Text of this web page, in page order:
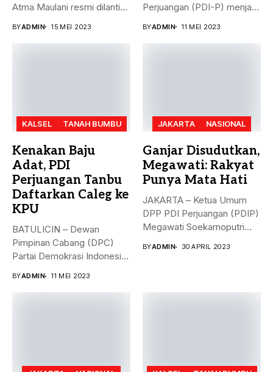
Atma Maulani resmi dilantik
BYADMIN 15 MEI 2023
Perjuangan (PDI-P) menjadi
BYADMIN 11 MEI 2023
KALSEL TANAH BUMBU
Kenakan Baju
Adat, PDI
Perjuangan Tanbu
Daftarkan Caleg ke
KPU
BATULICIN – Dewan
Pimpinan Cabang (DPC)
Partai Demokrasi Indonesia
BYADMIN 11 MEI 2023
JAKARTA NASIONAL
Ganjar Disudutkan,
Megawati: Rakyat
Punya Mata Hati
JAKARTA – Ketua Umum
DPP PDI Perjuangan (PDIP)
Megawati Soekarnoputri
BYADMIN 30 APRIL 2023